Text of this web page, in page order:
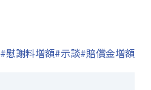
#慰謝料増額#示談#賠償金増額